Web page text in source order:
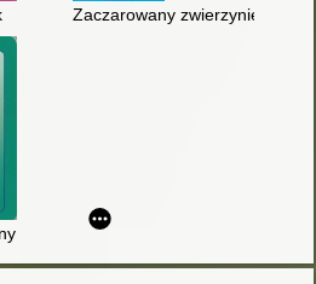
Zaczarowany zwierzyniec
: bujdy na resorach